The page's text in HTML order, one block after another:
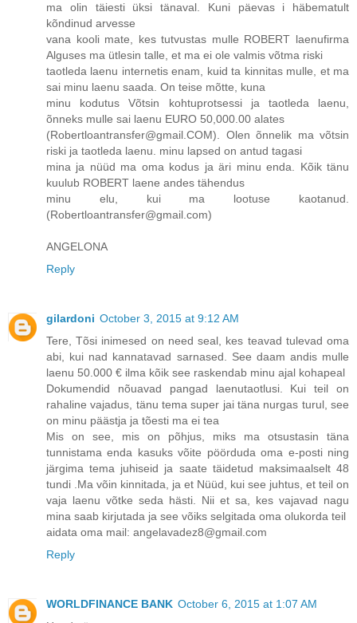
ma olin täiesti üksi tänaval. Kuni päevas i häbematult
kõndinud arvesse
vana kooli mate, kes tutvustas mulle ROBERT laenufirma
Alguses ma ütlesin talle, et ma ei ole valmis võtma riski
taotleda laenu internetis enam, kuid ta kinnitas mulle, et ma
sai minu laenu saada. On teise mõtte, kuna
minu kodutus Võtsin kohtuprotsessi ja taotleda laenu,
õnneks mulle sai laenu EURO 50,000.00 alates
(Robertloantransfer@gmail.COM). Olen õnnelik ma võtsin
riski ja taotleda laenu. minu lapsed on antud tagasi
mina ja nüüd ma oma kodus ja äri minu enda. Kõik tänu
kuulub ROBERT laene andes tähendus
minu elu, kui ma lootuse kaotanud.
(Robertloantransfer@gmail.com)
ANGELONA
Reply
gilardoni October 3, 2015 at 9:12 AM
Tere, Tõsi inimesed on need seal, kes teavad tulevad oma
abi, kui nad kannatavad sarnased. See daam andis mulle
laenu 50.000 € ilma kõik see raskendab minu ajal kohapeal
Dokumendid nõuavad pangad laenutaotlusi. Kui teil on
rahaline vajadus, tänu tema super jai täna nurgas turul, see
on minu päästja ja tõesti ma ei tea
Mis on see, mis on põhjus, miks ma otsustasin täna
tunnistama enda kasuks võite pöörduda oma e-posti ning
järgima tema juhiseid ja saate täidetud maksimaalselt 48
tundi .Ma võin kinnitada, ja et Nüüd, kui see juhtus, et teil on
vaja laenu võtke seda hästi. Nii et sa, kes vajavad nagu
mina saab kirjutada ja see võiks selgitada oma olukorda teil
aidata oma mail: angelavadez8@gmail.com
Reply
WORLDFINANCE BANK October 6, 2015 at 1:07 AM